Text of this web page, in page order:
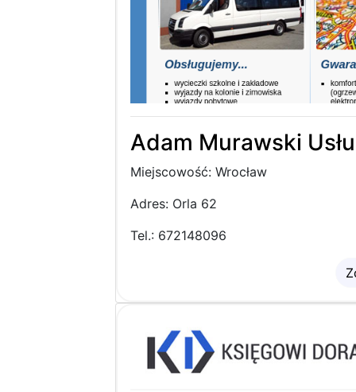
Adam Murawski
Miejscowość: Wrocław
Adres: Orla 62
Tel.: 672148096